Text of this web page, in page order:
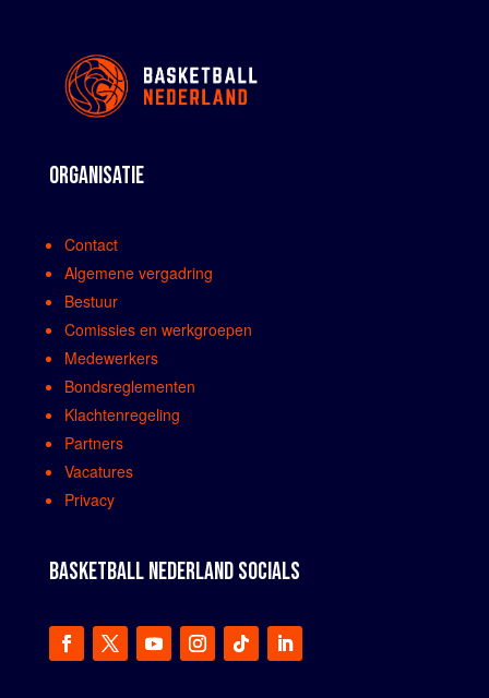
ORGANISATIE
Contact
Algemene vergadring
Bestuur
Comissies en werkgroepen
Medewerkers
Bondsreglementen
Klachtenregeling
Partners
Vacatures
Privacy
BASKETBALL NEDERLAND SOCIALS